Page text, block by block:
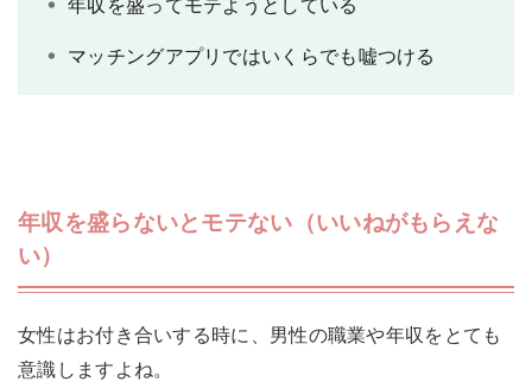
年収を盛ってモテようとしている
マッチングアプリではいくらでも嘘つける
年収を盛らないとモテない（いいねがもらえな
い）
女性はお付き合いする時に、男性の職業や年収をとても
意識しますよね。